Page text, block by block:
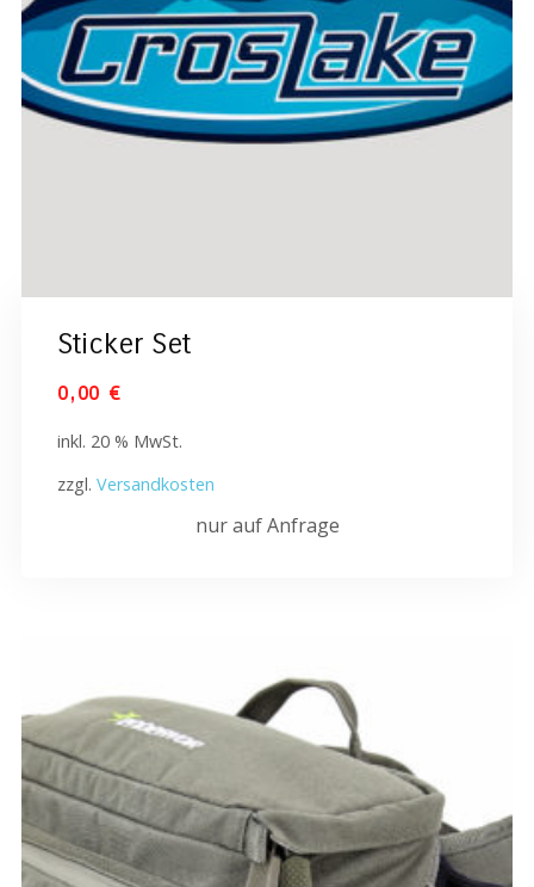
Sticker Set
0,00 €
inkl. 20 % MwSt.
zzgl. Versandkosten
nur auf Anfrage